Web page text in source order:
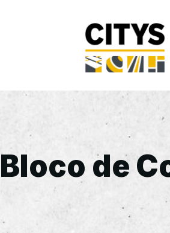
Bloco de